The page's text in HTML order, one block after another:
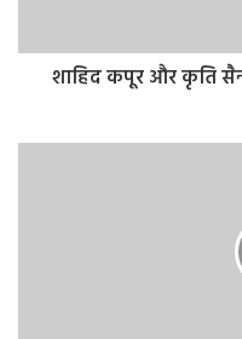
गया।
शाहिद कपूर और कृति